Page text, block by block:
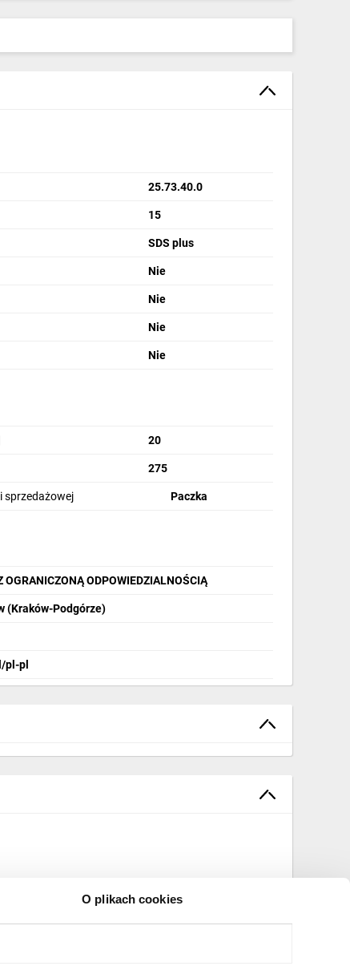
O plikach cookies
25.73.40.0
15
SDS plus
Nie
Nie
Nie
Nie
20
275
sprzedażowej Paczka
OGRANICZONĄ ODPOWIEDZIALNOŚCIĄ
(Kraków-Podgórze)
pl-pl